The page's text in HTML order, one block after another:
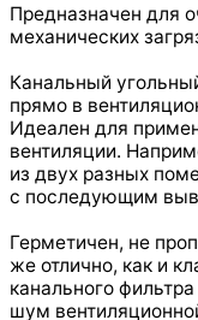
Предназначен для
механических
Канальный
прямо в
Идеален для
вентиляции.
из двух разных
с последующим
Герметичен, не
же отлично, как и
канального
шум